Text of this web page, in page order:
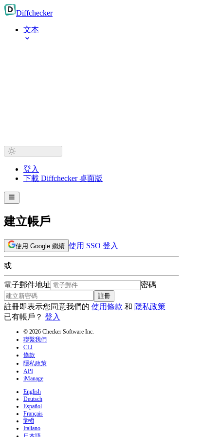
Diffchecker
文本
登入
下載 Diffchecker 桌面版
建立帳戶
使用 Google 繼續 使用 SSO 登入
或
電子郵件地址 密碼
註冊
註冊即表示您同意我們的 使用條款 和 隱私政策
已有帳戶？ 登入
© 2026 Checker Software Inc.
聯繫我們
CLI
條款
隱私政策
API
iManage
English
Deutsch
Español
Français
हिन्दी
Italiano